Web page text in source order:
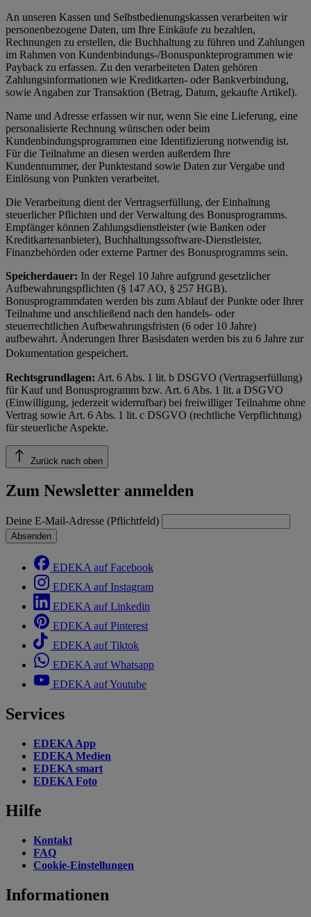
An unseren Kassen und Selbstbedienungskassen verarbeiten wir
personenbezogene Daten, um Ihre Einkäufe zu bezahlen,
Rechnungen zu erstellen, die Buchhaltung zu führen und Zahlungen
im Rahmen von Kundenbindungs-/Bonuspunkteprogrammen wie
Payback zu erfassen. Zu den verarbeiteten Daten gehören
Zahlungsinformationen wie Kreditkarten- oder Bankverbindung,
sowie Angaben zur Transaktion (Betrag, Datum, gekaufte Artikel).
Name und Adresse erfassen wir nur, wenn Sie eine Lieferung, eine
personalisierte Rechnung wünschen oder beim
Kundenbindungsprogrammen eine Identifizierung notwendig ist.
Für die Teilnahme an diesen werden außerdem Ihre
Kundennummer, der Punktestand sowie Daten zur Vergabe und
Einlösung von Punkten verarbeitet.
Die Verarbeitung dient der Vertragserfüllung, der Einhaltung
steuerlicher Pflichten und der Verwaltung des Bonusprogramms.
Empfänger können Zahlungsdienstleister (wie Banken oder
Kreditkartenanbieter), Buchhaltungssoftware-Dienstleister,
Finanzbehörden oder externe Partner des Bonusprogramms sein.
Speicherdauer: In der Regel 10 Jahre aufgrund gesetzlicher
Aufbewahrungspflichten (§ 147 AO, § 257 HGB).
Bonusprogrammdaten werden bis zum Ablauf der Punkte oder Ihrer
Teilnahme und anschließend nach den handels- oder
steuerrechtlichen Aufbewahrungsfristen (6 oder 10 Jahre)
aufbewahrt. Änderungen Ihrer Basisdaten werden bis zu 6 Jahre zur
Dokumentation gespeichert.
Rechtsgrundlagen: Art. 6 Abs. 1 lit. b DSGVO (Vertragserfüllung)
für Kauf und Bonusprogramm bzw. Art. 6 Abs. 1 lit. a DSGVO
(Einwilligung, jederzeit widerrufbar) bei freiwilliger Teilnahme ohne
Vertrag sowie Art. 6 Abs. 1 lit. c DSGVO (rechtliche Verpflichtung)
für steuerliche Aspekte.
Zurück nach oben
Zum Newsletter anmelden
Deine E-Mail-Adresse (Pflichtfeld)
Absenden
EDEKA auf Facebook
EDEKA auf Instagram
EDEKA auf Linkedin
EDEKA auf Pinterest
EDEKA auf Tiktok
EDEKA auf Whatsapp
EDEKA auf Youtube
Services
EDEKA App
EDEKA Medien
EDEKA smart
EDEKA Foto
Hilfe
Kontakt
FAQ
Cookie-Einstellungen
Informationen